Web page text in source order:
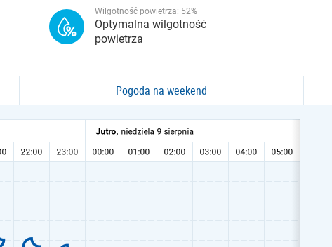
Wilgotność powietrza: 52%
Optymalna wilgotność
powietrza
Pogoda na weekend